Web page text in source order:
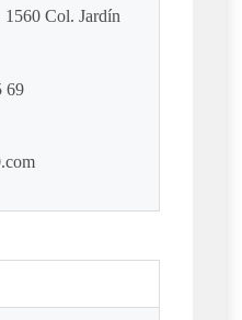
1560 Col. Jardín
69